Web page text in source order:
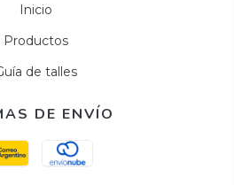
Inicio
Productos
de talles
DE ENVÍO